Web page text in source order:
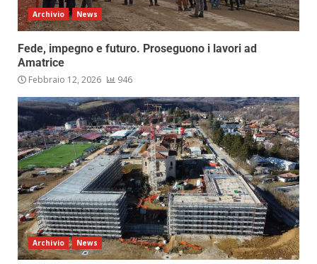
Archivio News
Fede, impegno e futuro. Proseguono i lavori ad
Amatrice
Febbraio 12, 2026 946
Archivio News